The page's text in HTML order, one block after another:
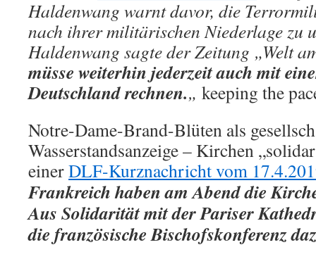
Haldenwang warnt davor, die
nach ihrer militärischen Niederlage zu
Haldenwang sagte der Zeitung „Welt
müsse weiterhin jederzeit auch mit
Deutschland rechnen.„ keeping the
Notre-Dame-Brand-Blüten als
Wasserstandsanzeige – Kirchen
einerDLF-Kurznachricht vom
Frankreich haben am Abend die
Aus Solidarität mit der Pariser
die französische Bischofskonferenz